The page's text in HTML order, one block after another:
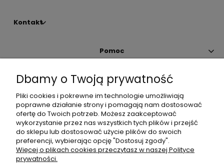
Kontakt
Pomoc
Moje konto
Płatności i dostawa
Informacje
Dbamy o Twoją prywatność
Pliki cookies i pokrewne im technologie umożliwiają
poprawne działanie strony i pomagają nam dostosować
ofertę do Twoich potrzeb. Możesz zaakceptować
wykorzystanie przez nas wszystkich tych plików i przejść
do sklepu lub dostosować użycie plików do swoich
preferencji, wybierając opcję "Dostosuj zgody".
Więcej o plikach cookies przeczytasz w naszej Polityce
prywatności.